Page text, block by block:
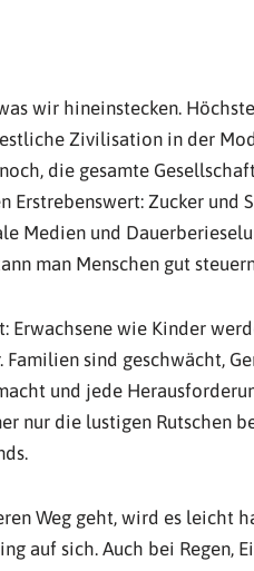
wir hineinstecken.
Zivilisation in der
die gesamte
Zucker und
Medien und
man Menschen gut
Erwachsene wie Kinder
sind geschwächt,
und jede
nur die lustigen Rutschen
Weg geht, wird es leicht
auf sich. Auch bei Regen,